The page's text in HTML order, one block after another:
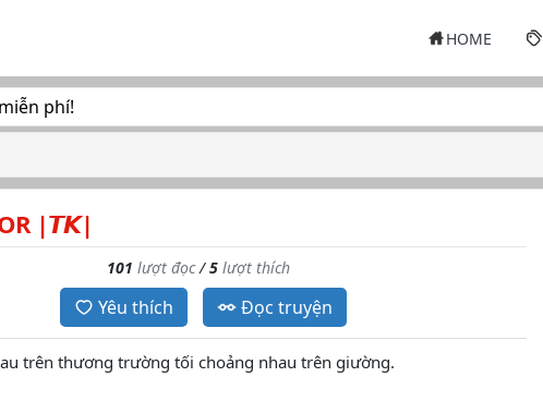
HOME
phí!
|𝙏𝙆|
101 lượt đọc/5 lượt thích
Yêu thích Đọc truyện
trên thương trường tối choảng nhau trên giường.